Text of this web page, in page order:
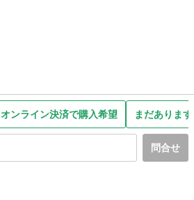
オンライン決済で購入希望 まだありま
問合せ